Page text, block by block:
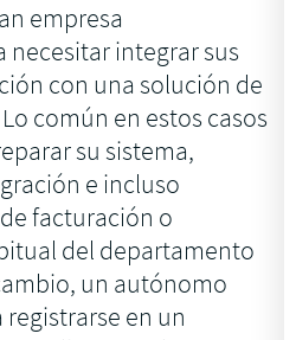
empresa
integrar sus
con una solución de
común en estos casos
su sistema,
e incluso
facturación o
del departamento
un autónomo
en un